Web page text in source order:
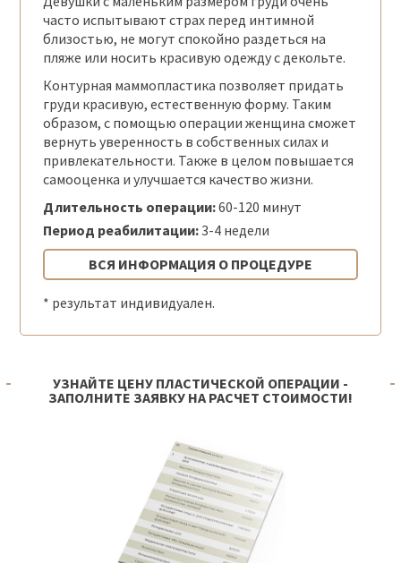
часто испытывают страх перед интимной
близостью, не могут спокойно раздеться на
пляже или носить красивую одежду с декольте.
Контурная маммопластика позволяет придать
груди красивую, естественную форму. Таким
образом, с помощью операции женщина сможет
вернуть уверенность в собственных силах и
привлекательности. Также в целом повышается
самооценка и улучшается качество жизни.
Длительность операции:60-120 минут
Период реабилитации:3-4 недели
ВСЯ ИНФОРМАЦИЯ О ПРОЦЕДУРЕ
* результат индивидуален.
УЗНАЙТЕ ЦЕНУ ПЛАСТИЧЕСКОЙ ОПЕРАЦИИ -
ЗАПОЛНИТЕ ЗАЯВКУ НА РАСЧЕТ СТОИМОСТИ!